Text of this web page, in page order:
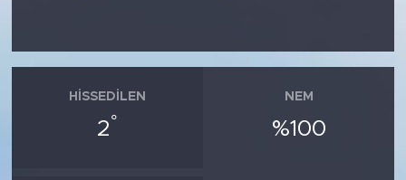
HISSEDILEN
2°
NEM
%100